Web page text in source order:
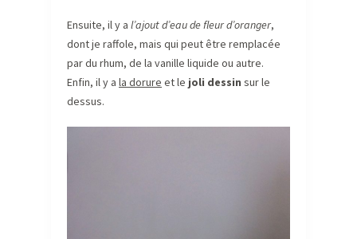
Ensuite, il y a l’ajout d’eau de fleur d’oranger,
dont je raffole, mais qui peut être remplacée
par du rhum, de la vanille liquide ou autre.
Enfin, il y a la dorure et le joli dessin sur le
dessus.